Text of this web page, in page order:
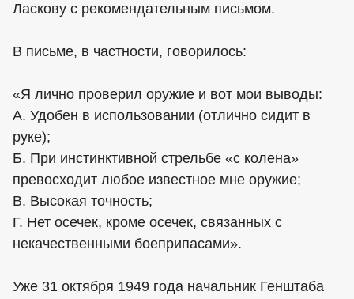
Ласкову с рекомендательным письмом.
В письме, в частности, говорилось:
«Я лично проверил оружие и вот мои выводы:
А. Удобен в использовании (отлично сидит в
руке);
Б. При инстинктивной стрельбе «с колена»
превосходит любое известное мне оружие;
В. Высокая точность;
Г. Нет осечек, кроме осечек, связанных с
некачественными боеприпасами».
Уже 31 октября 1949 года начальник Генштаба